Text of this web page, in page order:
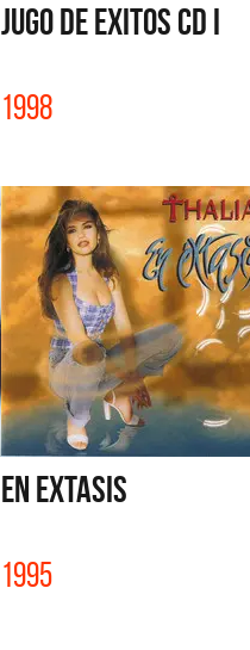
JUGO DE EXITOS CD I
1998
EN EXTASIS
1995